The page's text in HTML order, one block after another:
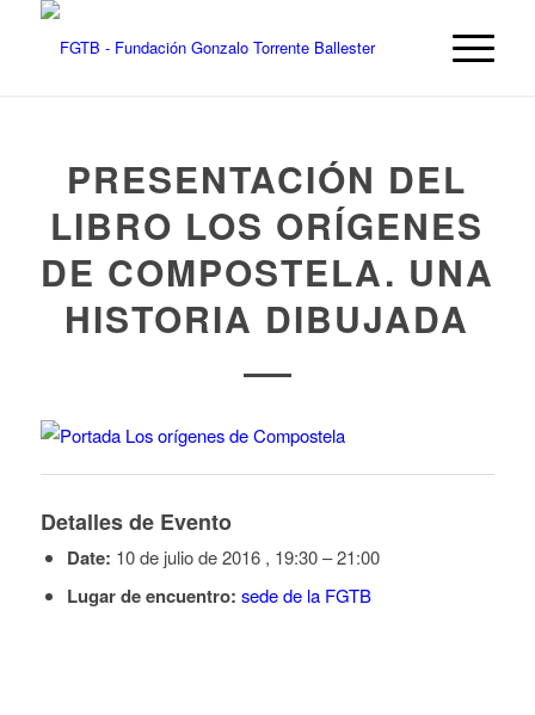
PRESENTACIÓN DEL
LIBRO LOS ORÍGENES
DE COMPOSTELA. UNA
HISTORIA DIBUJADA
Detalles de Evento
Date: 10 de julio de 2016 , 19:30–21:00
Lugar de encuentro: sede de la FGTB